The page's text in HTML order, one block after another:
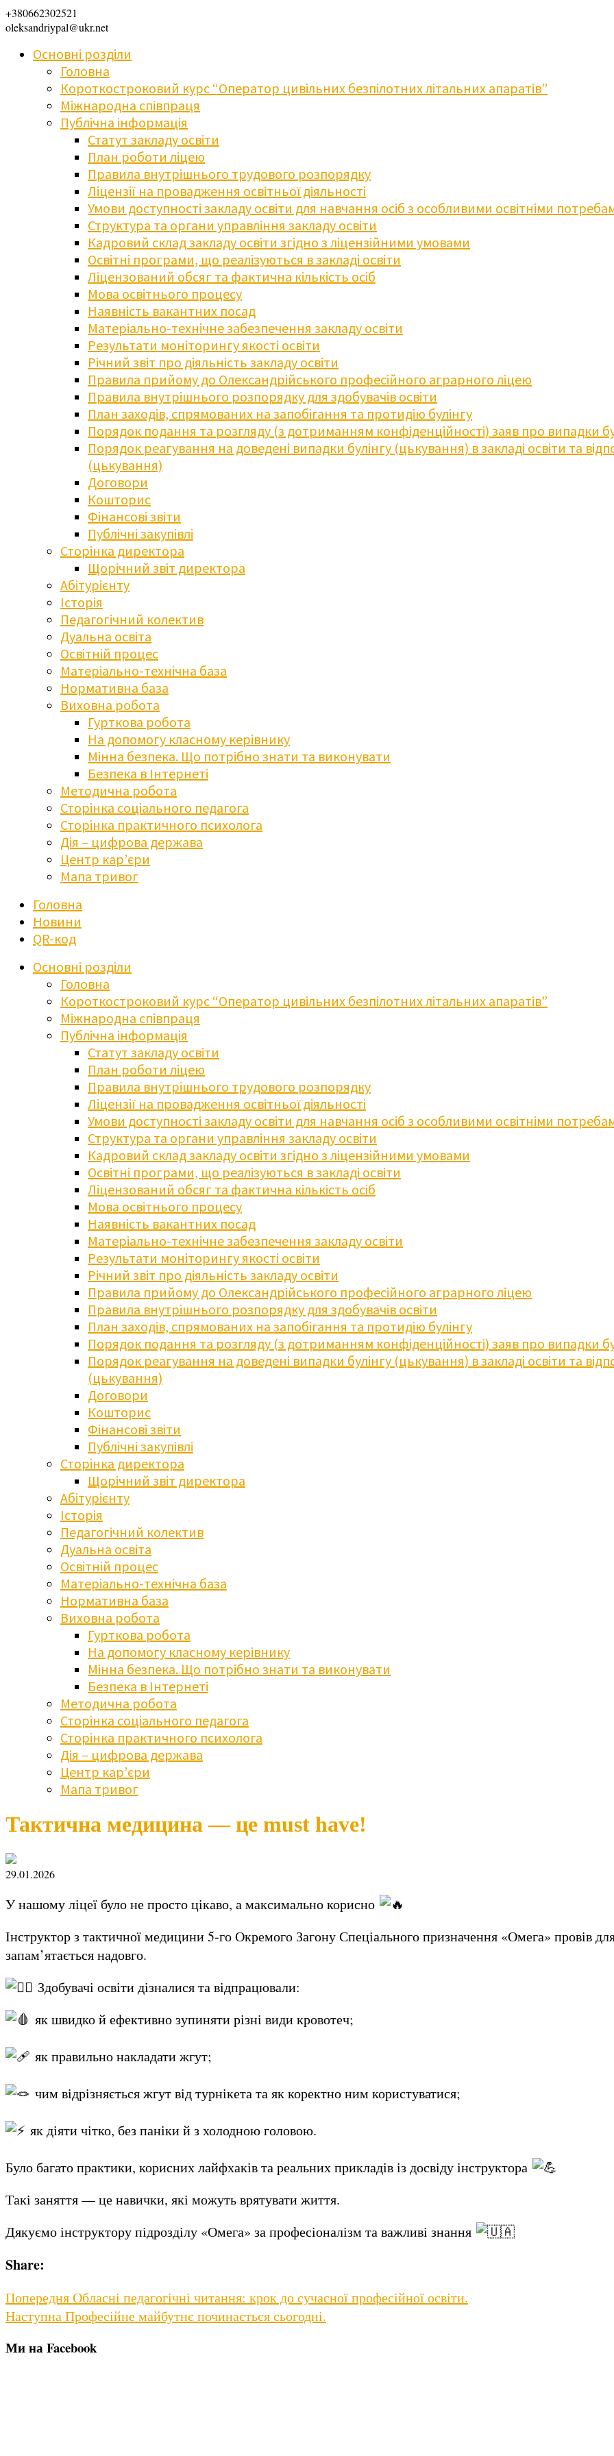
+380662302521
oleksandriypal@ukr.net
Основні розділи
Головна
Короткостроковий курс “Оператор цивільних безпілотних літальних апаратів”
Міжнародна співпраця
Публічна інформація
Статут закладу освіти
План роботи ліцею
Правила внутрішнього трудового розпорядку
Ліцензії на провадження освітньої діяльності
Умови доступності закладу освіти для навчання осіб з особливими освітніми
Структура та органи управління закладу освіти
Кадровий склад закладу освіти згідно з ліцензійними умовами
Освітні програми, що реалізуються в закладі освіти
Ліцензований обсяг та фактична кількість осіб
Мова освітнього процесу
Наявність вакантних посад
Матеріально-технічне забезпечення закладу освіти
Результати моніторингу якості освіти
Річний звіт про діяльність закладу освіти
Правила прийому до Олександрійського професійного аграрного ліцею
Правила внутрішнього розпорядку для здобувачів освіти
План заходів, спрямованих на запобігання та протидію булінгу
Порядок подання та розгляду (з дотриманням конфіденційності) заяв про випадки
Порядок реагування на доведені випадки булінгу (цькування) в закладі освіти та
(цькування)
Договори
Кошторис
Фінансові звіти
Публічні закупівлі
Сторінка директора
Щорічний звіт директора
Абітурієнту
Історія
Педагогічний колектив
Дуальна освіта
Освітній процес
Матеріально-технічна база
Нормативна база
Виховна робота
Гурткова робота
На допомогу класному керівнику
Мінна безпека. Що потрібно знати та виконувати
Безпека в Інтернеті
Методична робота
Сторінка соціального педагога
Сторінка практичного психолога
Дія – цифрова держава
Центр кар’єри
Мапа тривог
Головна
Новини
QR-код
Основні розділи
Головна
Короткостроковий курс “Оператор цивільних безпілотних літальних апаратів”
Міжнародна співпраця
Публічна інформація
Статут закладу освіти
План роботи ліцею
Правила внутрішнього трудового розпорядку
Ліцензії на провадження освітньої діяльності
Умови доступності закладу освіти для навчання осіб з особливими освітніми
Структура та органи управління закладу освіти
Кадровий склад закладу освіти згідно з ліцензійними умовами
Освітні програми, що реалізуються в закладі освіти
Ліцензований обсяг та фактична кількість осіб
Мова освітнього процесу
Наявність вакантних посад
Матеріально-технічне забезпечення закладу освіти
Результати моніторингу якості освіти
Річний звіт про діяльність закладу освіти
Правила прийому до Олександрійського професійного аграрного ліцею
Правила внутрішнього розпорядку для здобувачів освіти
План заходів, спрямованих на запобігання та протидію булінгу
Порядок подання та розгляду (з дотриманням конфіденційності) заяв про випадки
Порядок реагування на доведені випадки булінгу (цькування) в закладі освіти та
(цькування)
Договори
Кошторис
Фінансові звіти
Публічні закупівлі
Сторінка директора
Щорічний звіт директора
Абітурієнту
Історія
Педагогічний колектив
Дуальна освіта
Освітній процес
Матеріально-технічна база
Нормативна база
Виховна робота
Гурткова робота
На допомогу класному керівнику
Мінна безпека. Що потрібно знати та виконувати
Безпека в Інтернеті
Методична робота
Сторінка соціального педагога
Сторінка практичного психолога
Дія – цифрова держава
Центр кар’єри
Мапа тривог
Тактична медицина — це must have!
29.01.2026
У нашому ліцеї було не просто цікаво, а максимально корисно
Інструктор з тактичної медицини 5-го Окремого Загону Спеціального призначення «Омега» провів
запам’ятається надовго.
Здобувачі освіти дізналися та відпрацювали:
як швидко й ефективно зупиняти різні види кровотеч;
як правильно накладати жгут;
чим відрізняється жгут від турнікета та як коректно ним користуватися;
як діяти чітко, без паніки й з холодною головою.
Було багато практики, корисних лайфхаків та реальних прикладів із досвіду інструктора
Такі заняття — це навички, які можуть врятувати життя.
Дякуємо інструктору підрозділу «Омега» за професіоналізм та важливі знання
Share:
Навігація
записів
ПопередняPrevious
post:
Обласні педагогічні читання: крок до сучасної професійної освіти.
НаступнаNext
Професійне майбутнє починається сьогодні.
Ми на Facebook